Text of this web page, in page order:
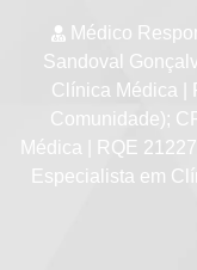
Médico
Sandoval
Clínica Médica |
Comunidade);
Médica | RQE
Especialista em